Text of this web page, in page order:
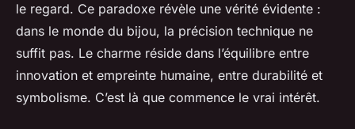
le regard. Ce paradoxe révèle une vérité évidente :
dans le monde du bijou, la précision technique ne
suffit pas. Le charme réside dans l’équilibre entre
innovation et empreinte humaine, entre durabilité et
symbolisme. C’est là que commence le vrai intérêt.